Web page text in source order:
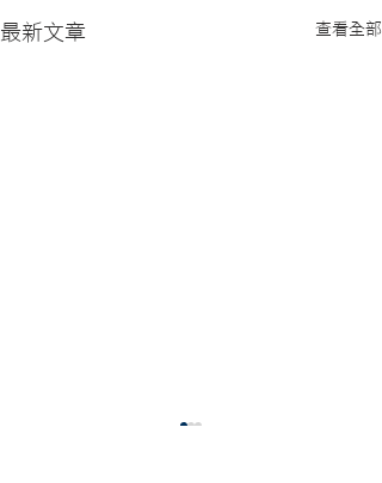
最新文章 查看全部